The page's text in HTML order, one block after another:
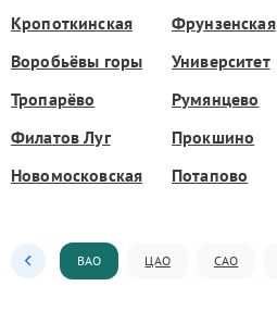
Кропоткинская
Фрунзенская
Воробьёвы горы
Университет
Тропарёво
Румянцево
Филатов Луг
Прокшино
Новомосковская
Потапово
ВАО ЦАО САО